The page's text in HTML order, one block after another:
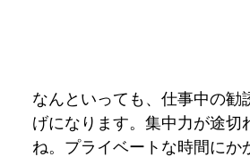
なんといっても、仕事中の勧
げになります。集中力が途切
ね。プライベートな時間にか